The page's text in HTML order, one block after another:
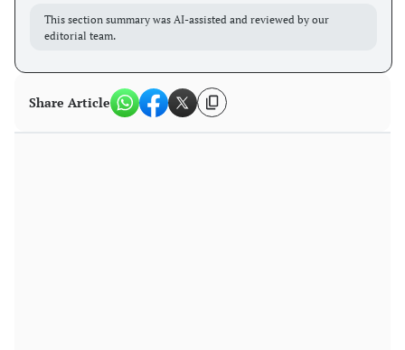
This section summary was AI-assisted and reviewed by our
editorial team.
Share Article